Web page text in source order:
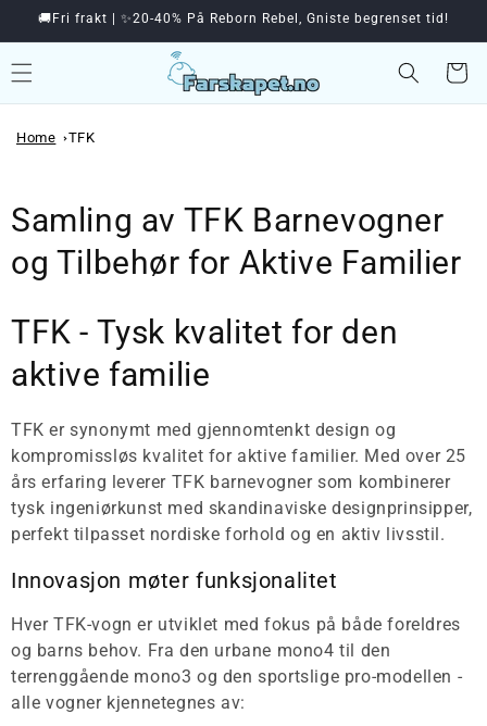
videre til innholdet
🚚Fri frakt | ✨20-40% På Reborn Rebel, Gniste begrenset tid!
Home TFK
Samling av TFK Barnevogner
og Tilbehør for Aktive Familier
TFK - Tysk kvalitet for den
aktive familie
TFK er synonymt med gjennomtenkt design og
kompromissløs kvalitet for aktive familier. Med over 25
års erfaring leverer TFK barnevogner som kombinerer
tysk ingeniørkunst med skandinaviske designprinsipper,
perfekt tilpasset nordiske forhold og en aktiv livsstil.
Innovasjon møter funksjonalitet
Hver TFK-vogn er utviklet med fokus på både foreldres
og barns behov. Fra den urbane mono4 til den
terrenggående mono3 og den sportslige pro-modellen -
alle vogner kjennetegnes av: